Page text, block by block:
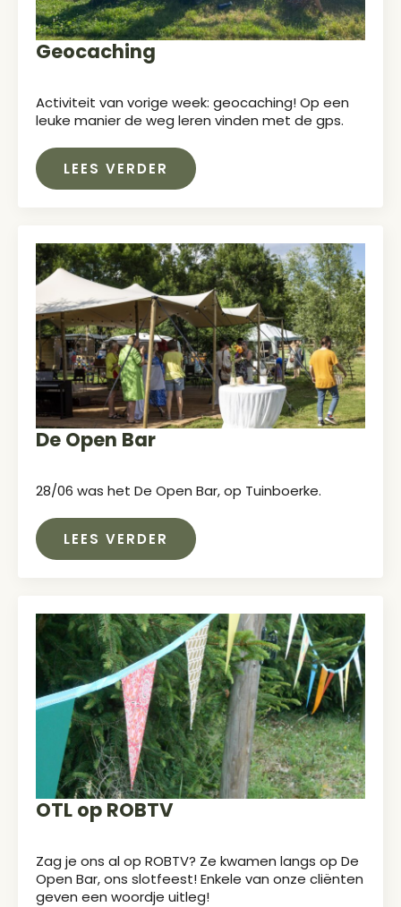
Geocaching
Activiteit van vorige week: geocaching! Op een
leuke manier de weg leren vinden met de gps.
LEES VERDER
De Open Bar
28/06 was het De Open Bar, op Tuinboerke.
LEES VERDER
OTL op ROBTV
Zag je ons al op ROBTV? Ze kwamen langs op De
Open Bar, ons slotfeest! Enkele van onze cliënten
geven een woordje uitleg!